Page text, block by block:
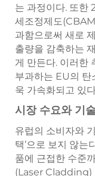
는 과정이다. 또한
세조정제도
과함으로써 새로
출량을 감축하는
게 만든다. 이러한
부과하는 EU의
욱 가속화되고 있
시장 수요와 기
유럽의 소비자와
택’으로 보지 않는
품에 근접한 수준
(Laser Cladding)